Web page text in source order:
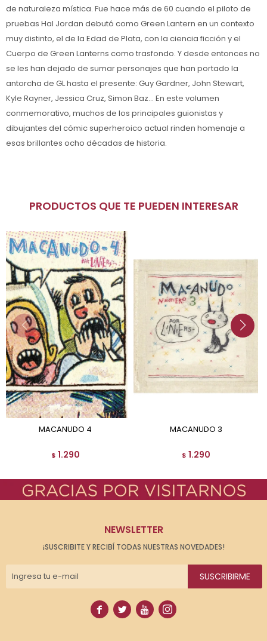
de naturaleza mística. Fue hace más de 60 cuando el piloto de
pruebas Hal Jordan debutó como Green Lantern en un contexto
muy distinto, el de la Edad de Plata, con la ciencia ficción y el
Cuerpo de Green Lanterns como trasfondo. Y desde entonces no
se les han dejado de sumar personajes que han portado la
antorcha de GL hasta el presente: Guy Gardner, John Stewart,
Kyle Rayner, Jessica Cruz, Simon Baz... En este volumen
conmemorativo, muchos de los principales guionistas y
dibujantes del cómic superheroico actual rinden homenaje a
esas brillantes ocho décadas de historia.
PRODUCTOS QUE TE PUEDEN INTERESAR
MACANUDO 4
$ 1.290
MACANUDO 3
$ 1.290
NEWSLETTER
¡SUSCRIBITE Y RECIBÍ TODAS NUESTRAS NOVEDADES!
SUSCRIBIRME
   